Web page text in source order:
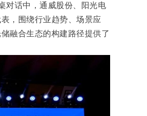
对话中，通威股份、阳光电
，围绕行业趋势、场景应
融合生态的构建路径提供了